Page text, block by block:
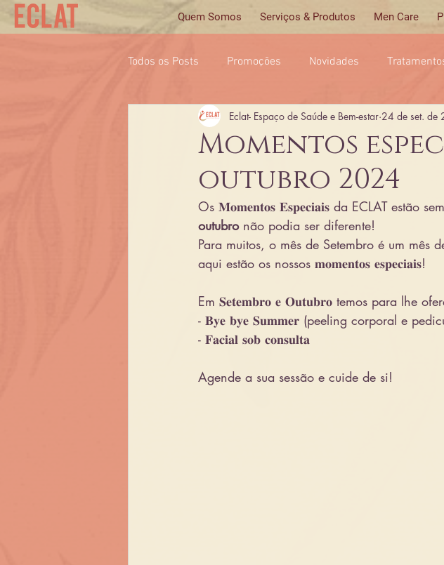
Quem Somos Serviços & Produtos Men Care
Todos os Posts Promoções Novidades
Momentos
outubro 2024
Eclat- Espaço de Saúde e Bem-estar 24 de set. de
Os 𝐌𝐨𝐦𝐞𝐧𝐭𝐨𝐬 𝐄𝐬𝐩𝐞𝐜𝐢𝐚𝐢𝐬 da ECLAT estão
outubro não podia ser diferente!
Para muitos, o mês de Setembro é um mês
aqui estão os nossos 𝐦𝐨𝐦𝐞𝐧𝐭𝐨𝐬 𝐞𝐬𝐩𝐞𝐜𝐢𝐚𝐢𝐬!
Em 𝐒𝐞𝐭𝐞𝐦𝐛𝐫𝐨 𝐞 𝐎𝐮𝐭𝐮𝐛𝐫𝐨 temos para lhe
- 𝐁𝐲𝐞 𝐛𝐲𝐞 𝐒𝐮𝐦𝐦𝐞𝐫 (peeling corporal e
- 𝐅𝐚𝐜𝐢𝐚𝐥 𝐬𝐨𝐛 𝐜𝐨𝐧𝐬𝐮𝐥𝐭𝐚
Agende a sua sessão e cuide de si!